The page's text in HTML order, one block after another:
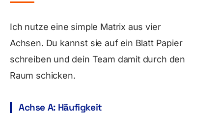
Ich nutze eine simple Matrix aus vier
Achsen. Du kannst sie auf ein Blatt Papier
schreiben und dein Team damit durch den
Raum schicken.
Achse A: Häufigkeit